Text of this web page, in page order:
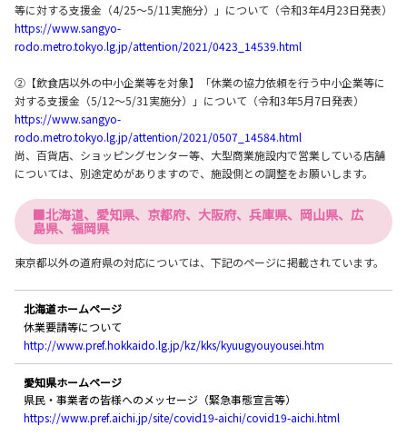
等に対する支援金（4/25～5/11実施分）」について（令和3年4月23日発表）
https://www.sangyo-
rodo.metro.tokyo.lg.jp/attention/2021/0423_14539.html
②【飲食店以外の中小企業等を対象】「休業の協力依頼を行う中小企業等に
対する支援金（5/12～5/31実施分）」について（令和3年5月7日発表）
https://www.sangyo-
rodo.metro.tokyo.lg.jp/attention/2021/0507_14584.html
尚、百貨店、ショッピングセンター等、大型商業施設内で営業している店舗
については、別途定めがありますので、施設側との調整をお願いします。
■北海道、愛知県、京都府、大阪府、兵庫県、岡山県、広
島県、福岡県
東京都以外の道府県の対応については、下記のページに掲載されています。
北海道ホームページ
休業要請等について
http://www.pref.hokkaido.lg.jp/kz/kks/kyuugyouyousei.htm
愛知県ホームページ
県民・事業者の皆様へのメッセージ（緊急事態宣言等）
https://www.pref.aichi.jp/site/covid19-aichi/covid19-aichi.html